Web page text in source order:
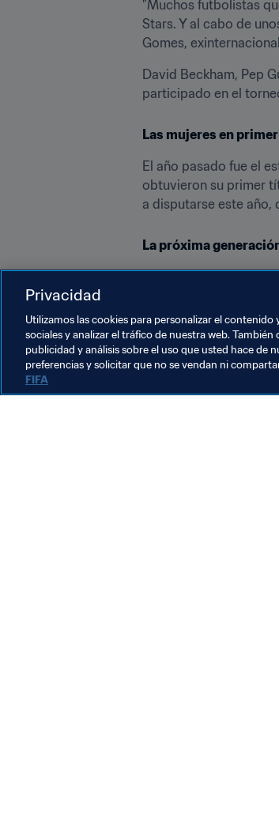
"Muchos futbolistas
Stars. Y al cabo de
Gomes,
David Beckham, Pep
participado en el
Las mujeres en
El año pasado fue el
obtuvieron su primer
a disputarse este año,
La próxima
Los modelos de
sueños realidad. Por
años, a fin de que
Privacidad
Utilizamos las cookies para personalizar el
sociales y analizar el tráfico de nuestra web.
publicidad y análisis sobre el uso que usted hace de
preferencias y solicitar que no se vendan ni
FIFA